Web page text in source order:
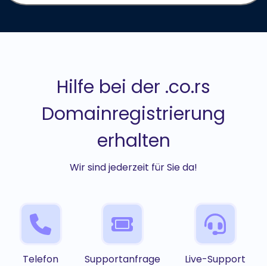
Hilfe bei der .co.rs
Domainregistrierung
erhalten
Wir sind jederzeit für Sie da!
Telefon Supportanfrage Live-Support